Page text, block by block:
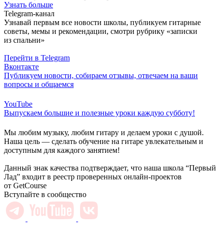
Узнать больше
Telegram-канал
Узнавай первым все новости школы, публикуем гитарные
советы, мемы и рекомендации, смотри рубрику «записки
из спальни»
Перейти в Telegram
Вконтакте
Публикуем новости, собираем отзывы, отвечаем на ваши
вопросы и общаемся
YouTube
Выпускаем большие и полезные уроки каждую субботу!
Мы любим музыку, любим гитару и делаем уроки с душой.
Наша цель — сделать обучение на гитаре увлекательным и
доступным для каждого занятием!
Данный знак качества подтверждает, что наша школа “Первый
Лад” входит в реестр проверенных онлайн-проектов
от GetCourse
Вступайте в сообщество